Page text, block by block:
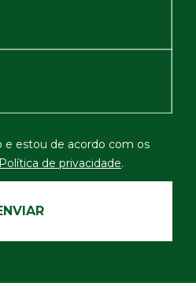
e estou de acordo com os
Política de privacidade.